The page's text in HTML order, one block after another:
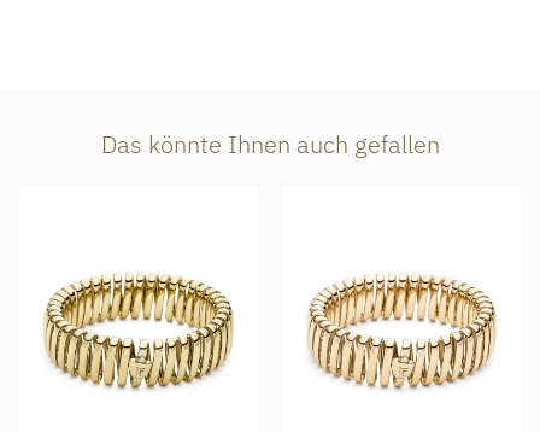
Das könnte Ihnen auch gefallen